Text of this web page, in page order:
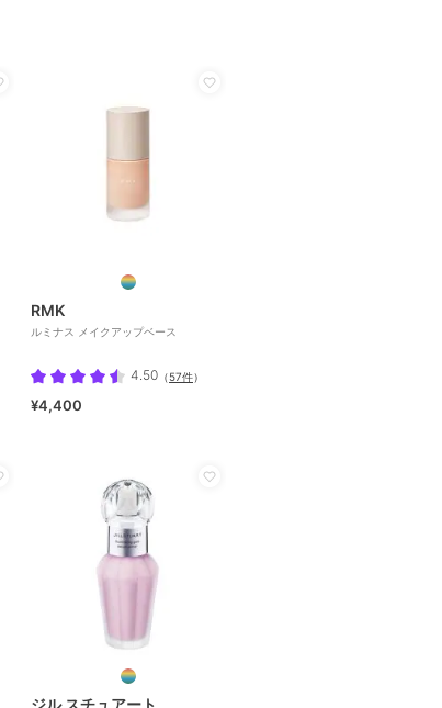
RMK
ルミナス メイクアップベース
4.50 （57件）
¥4,400